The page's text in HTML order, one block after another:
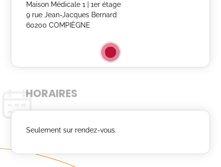
Maison Médicale 1 | 1er étage
9 rue Jean-Jacques Bernard
60200 COMPIÈGNE
HORAIRES
Seulement sur rendez-vous.